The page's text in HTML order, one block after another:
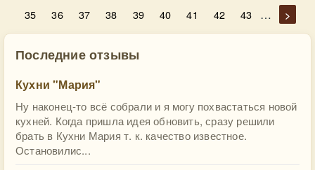
35
36 37 38 39 40 41 42 43 … >
Последние отзывы
Кухни "Мария"
Ну наконец-то всё собрали и я могу похвастаться новой
кухней. Когда пришла идея обновить, сразу решили
брать в Кухни Мария т. к. качество известное.
Остановилис...